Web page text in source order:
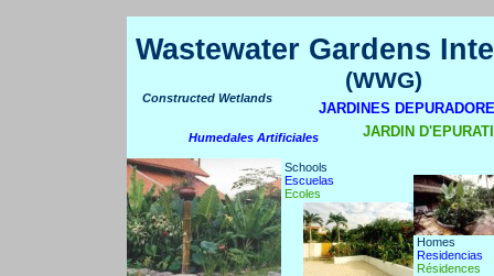
Wastewater Gardens
Constructed Wetlands
Humedales Artificiales
(WWG)
JARDINES
JARDIN
Schools
Escuelas
Ecoles
Homes
Residencias
Résidences